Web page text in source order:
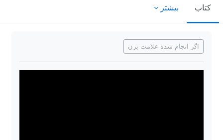
کتاب بیشتر
اگر انجام شده علامت بزن